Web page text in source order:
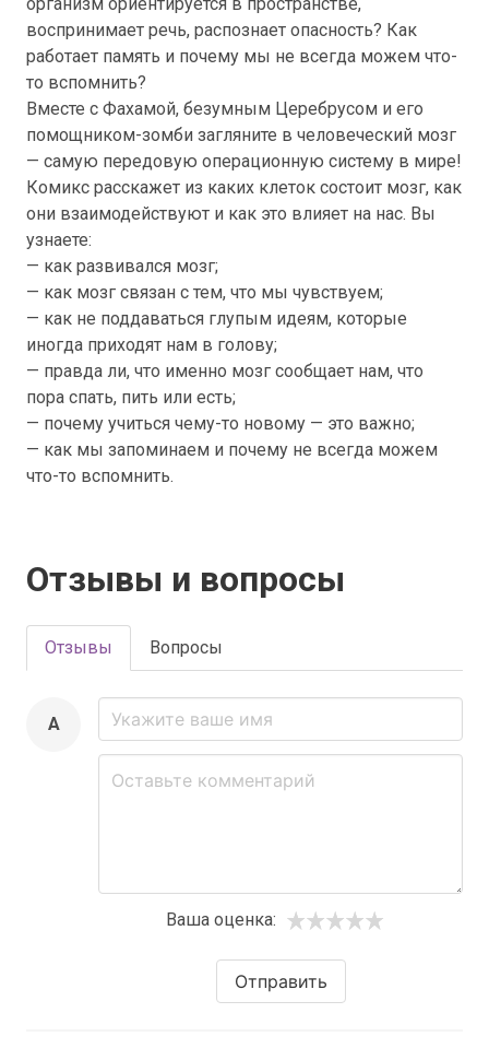
воспринимает речь, распознает опасность? Как
работает память и почему мы не всегда можем что-
то вспомнить?
Вместе с Фахамой, безумным Церебрусом и его
помощником-зомби загляните в человеческий мозг
— самую передовую операционную систему в мире!
Комикс расскажет из каких клеток состоит мозг, как
они взаимодействуют и как это влияет на нас. Вы
узнаете:
— как развивался мозг;
— как мозг связан с тем, что мы чувствуем;
— как не поддаваться глупым идеям, которые
иногда приходят нам в голову;
— правда ли, что именно мозг сообщает нам, что
пора спать, пить или есть;
— почему учиться чему-то новому — это важно;
— как мы запоминаем и почему не всегда можем
что-то вспомнить.
Отзывы и вопросы
Отзывы Вопросы
A
Ваша оценка:
Отправить